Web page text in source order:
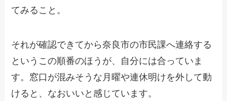
てみること。
それが確認できてから奈良市の市民課へ連絡する
というこの順番のほうが、自分には合っていま
す。窓口が混みそうな月曜や連休明けを外して動
けると、なおいいと感じています。